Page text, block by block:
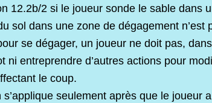
12.2b/2 si le joueur sonde le sable dans
sol dans une zone de dégagement n’est
se dégager, un joueur ne doit pas,
ni entreprendre d’autres actions pour
le coup.
seulement après que le joueur